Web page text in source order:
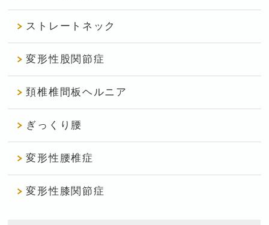
ストレートネック
変形性股関節症
頚椎椎間板ヘルニア
ぎっくり腰
変形性腰椎症
変形性膝関節症